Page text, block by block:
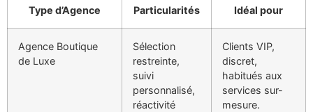
Type d’Agence Particularités Idéal pour
Agence Boutique
de Luxe
Sélection
restreinte,
suivi
personnalisé,
réactivité
Clients VIP,
discret,
habitués aux
services sur-
mesure.